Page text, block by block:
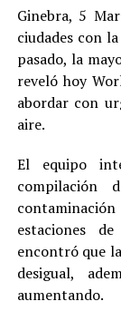
Ginebra, 5
ciudades con
pasado, la
reveló hoy
abordar con
aire.
El equipo
estaciones
encontró que
desigual,
aumentando.